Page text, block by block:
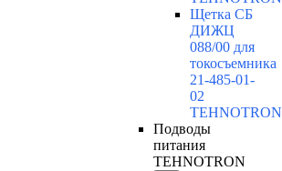
Щетка СБ
ДИЖЦ
088/00 для
токосъемника
21-485-01-
02
TEHNOTRON
Подводы
питания
TEHNOTRON